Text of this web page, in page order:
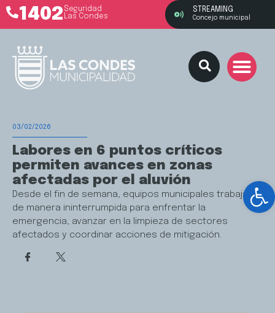
1402 Seguridad
Las Condes
STREAMING
Concejo municipal
03/02/2026
Labores en 6 puntos críticos
permiten avances en zonas
afectadas por el aluvión
Desde el fin de semana, equipos municipales trabajan
de manera ininterrumpida para enfrentar la
emergencia, avanzar en la limpieza de sectores
afectados y coordinar acciones de mitigación.